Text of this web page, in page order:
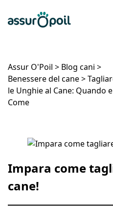
Assur O'Poil
Assur O'Poil > Blog cani >
Benessere del cane>
le Unghie al Cane: Quando e
Come
Tagliare le Unghie al Cane:
Impara come
cane!